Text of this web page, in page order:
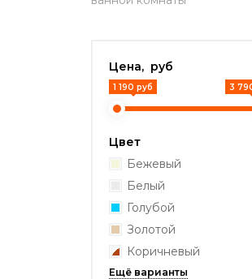
Цена, руб
1 190 руб 3
Цвет
Бежевый
Белый
Голубой
Золотой
Коричневый